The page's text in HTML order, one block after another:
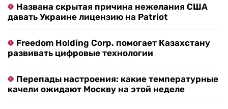
Названа скрытая причина нежелания США
давать Украине лицензию на Patriot
Freedom Holding Corp. помогает Казахстану
развивать цифровые технологии
Перепады настроения: какие температурные
качели ожидают Москву на этой неделе